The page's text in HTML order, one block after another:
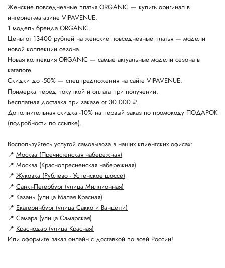
Женские повседневные платья ORGANIC — купить оригинал в
интернет-магазине VIPAVENUE.
1 модель бренда ORGANIC.
Цены от 13400 рублей на женские повседневные платья — модели
новой коллекции сезона.
Новая коллекция ORGANIC — самые актуальные модели сезона в
каталоге.
Скидки до -50% — спецпредложения на сайте VIPAVENUE.
Примерка перед покупкой и оплата при получении.
Бесплатная доставка при заказе от 30 000 ₽.
Дополнительная скидка -10% на первый заказ по промокоду ПОДАРОК
(подробности по ссылке).
Воспользуйтесь услугой самовывоза в наших клиентских офисах:
📍 Москва (Пречистенская набережная)
📍 Москва (Краснопресненская набережная)
📍 Жуковка (Рублево - Успенское шоссе)
📍 Санкт-Петербург (улица Миллионная)
📍 Казань (улица Малая Красная)
📍 Екатеринбург (улица Сакко и Ванцетти)
📍 Самара (улица Самарская)
📍 Краснодар (улица Красная)
Или оформите заказ онлайн с доставкой по всей России!